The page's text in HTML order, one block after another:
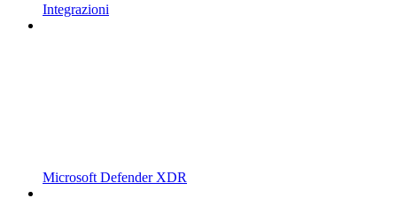
Integrazioni
Microsoft Defender XDR